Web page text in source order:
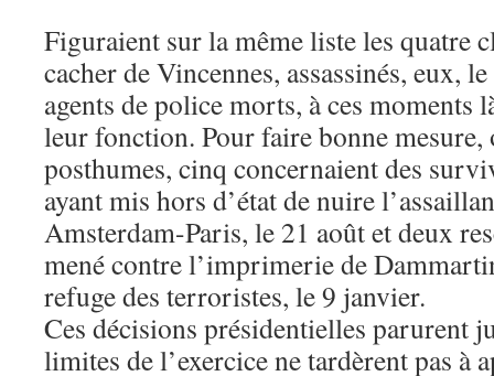
Figuraient sur la même liste les quatre
cacher de Vincennes, assassinés, eux,
agents de police morts, à ces moments
leur fonction. Pour faire bonne
posthumes, cinq concernaient des
ayant mis hors d’état de nuire
Amsterdam-Paris, le 21 août et deux
mené contre l’imprimerie de
refuge des terroristes, le 9 janvier.
Ces décisions présidentielles parurent
limites de l’exercice ne tardèrent pas à